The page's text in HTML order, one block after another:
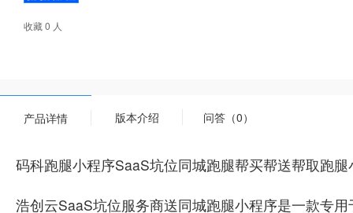
收藏 0 人
产品详情 版本介绍 问答（0）
码科跑腿小程序SaaS坑位同城跑腿帮买帮送帮取跑
浩创云SaaS坑位服务商送同城跑腿小程序是一款专